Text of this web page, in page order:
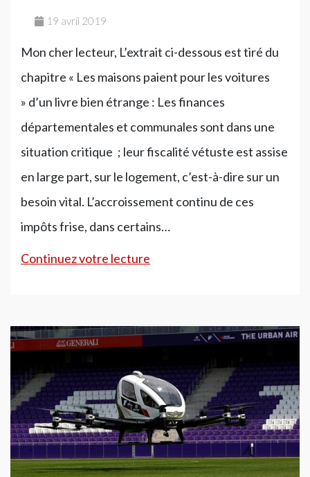
19 avril 2019
Mon cher lecteur, L’extrait ci-dessous est tiré du
chapitre « Les maisons paient pour les voitures
» d’un livre bien étrange : Les finances
départementales et communales sont dans une
situation critique ; leur fiscalité vétuste est assise
en large part, sur le logement, c’est-à-dire sur un
besoin vital. L’accroissement continu de ces
impôts frise, dans certains…
Continuez votre lecture
paient
les
voitures
»